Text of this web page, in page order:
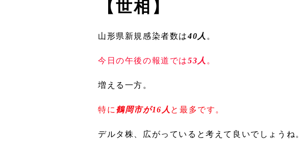
【世相】
山形県新規感染者数は40人 。
今日の午後の報道では53人 。
増える一方。
特に鶴岡市が16人 と最多です。
デルタ株、広がっていると考えて良いでしょうね。